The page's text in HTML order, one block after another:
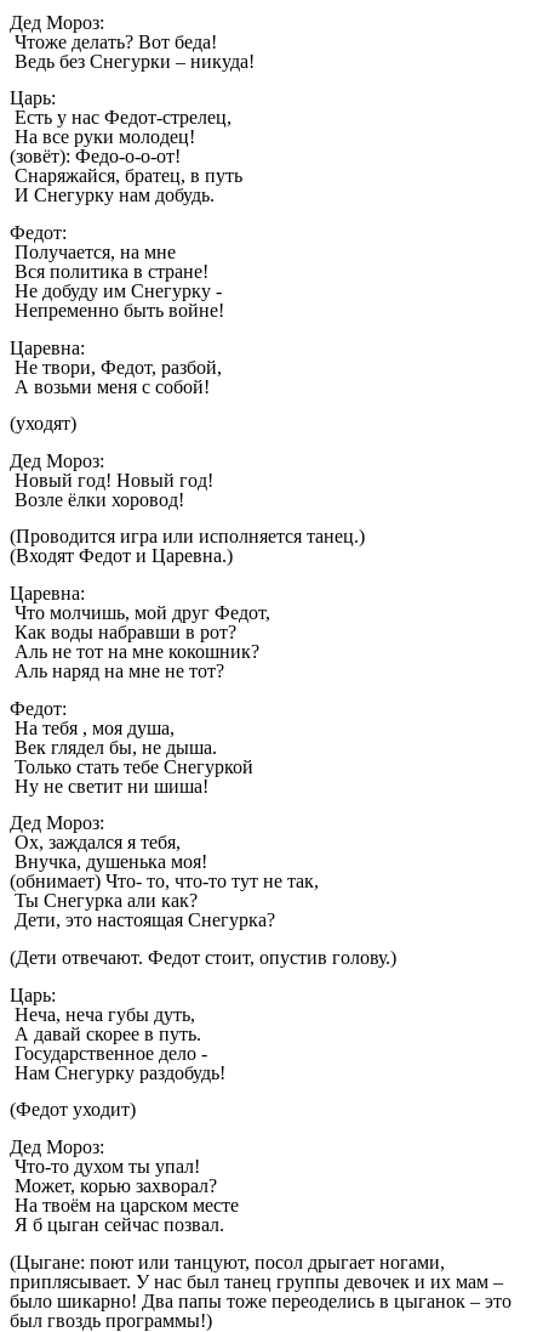
Дед Мороз:
Чтоже делать? Вот беда!
Ведь без Снегурки – никуда!
Царь:
Есть у нас Федот-стрелец,
На все руки молодец!
(зовёт): Федо-о-о-от!
Снаряжайся, братец, в путь
И Снегурку нам добудь.
Федот:
Получается, на мне
Вся политика в стране!
Не добуду им Снегурку -
Непременно быть войне!
Царевна:
Не твори, Федот, разбой,
А возьми меня с собой!
(уходят)
Дед Мороз:
Новый год! Новый год!
Возле ёлки хоровод!
(Проводится игра или исполняется танец.)
(Входят Федот и Царевна.)
Царевна:
Что молчишь, мой друг Федот,
Как воды набравши в рот?
Аль не тот на мне кокошник?
Аль наряд на мне не тот?
Федот:
На тебя , моя душа,
Век глядел бы, не дыша.
Только стать тебе Снегуркой
Ну не светит ни шиша!
Дед Мороз:
Ох, заждался я тебя,
Внучка, душенька моя!
(обнимает) Что- то, что-то тут не так,
Ты Снегурка али как?
Дети, это настоящая Снегурка?
(Дети отвечают. Федот стоит, опустив голову.)
Царь:
Неча, неча губы дуть,
А давай скорее в путь.
Государственное дело -
Нам Снегурку раздобудь!
(Федот уходит)
Дед Мороз:
Что-то духом ты упал!
Может, корью захворал?
На твоём на царском месте
Я б цыган сейчас позвал.
(Цыгане: поют или танцуют, посол дрыгает ногами,
приплясывает. У нас был танец группы девочек и их мам –
было шикарно! Два папы тоже переоделись в цыганок – это
был гвоздь программы!)